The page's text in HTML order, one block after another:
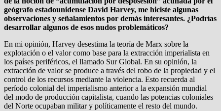
geógrafo estadounidense David Harvey, me hiciste algunas
observaciones y señalamientos por demás interesantes. ¿Podrías
desarrollar algunos de esos nudos problemáticos?
En mi opinión, Harvey desestima la teoría de Marx sobre la
explotación o el valor como base para la extracción imperialista en
los países periféricos, el llamado Sur Global. En su opinión, la
extracción de valor se produce a través del robo de la propiedad y el
control de los recursos mediante la violencia. Esto recuerda al
período colonial del imperialismo anterior a la expansión mundial
del modo de producción capitalista, cuando las potencias coloniales
del Norte ocupaban militar y políticamente el resto del mundo.